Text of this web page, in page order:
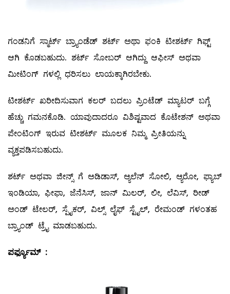
ಗಂಡನಿಗೆ ಸ್ಮಾರ್ಟ್‌ ಬ್ರ್ಯಾಂಡೆಡ್‌ ಶರ್ಟ್‌ ಅಥಾ ಫಂಕಿ ಟೀಶರ್ಟ್‌ ಗಿಫ್ಟ್
ಆಗಿ ಕೊಡಬಹುದು. ಶರ್ಟ್‌ ಸೋಬರ್‌ ಆಗಿದ್ದು ಆಫೀಸ್‌ ಅಥವಾ
ಮೀಟಿಂಗ್‌ ಗಳಲ್ಲಿ ಧರಿಸಲು ಲಾಯಕ್ಕಾಗಿರಬೇಕು.
ಟೀಶರ್ಟ್‌ ಖರೀದಿಸುವಾಗ ಕಲರ್‌ ಬದಲು ಪ್ರಿಂಟೆಡ್‌ ಮ್ಯಾಟರ್‌ ಬಗ್ಗೆ
ಹೆಚ್ಚು ಗಮನಕೊಡಿ. ಯಾವುದಾದರೂ ವಿಶಿಷ್ಟವಾದ ಕೊಟೇಶನ್‌ ಅಥವಾ
ಪೇಂಟಿಂಗ್‌ ಇರುವ ಟೀಶರ್ಟ್‌ ಮೂಲಕ ನಿಮ್ಮ ಪ್ರೀತಿಯನ್ನು
ವ್ಯಕ್ತಪಡಿಸಬಹುದು.
ಶರ್ಟ್‌ ಅಥವಾ ಜೀನ್ಸ್ ಗೆ ಅಡಿಡಾಸ್‌, ಆ್ಯಲೆನ್‌ ಸೋಲಿ, ಆ್ಯರೋ, ಫ್ಯಾಬ್‌
ಇಂಡಿಯಾ, ಫೀಫಾ, ಜೆನೆಸಿಸ್‌, ಜಾನ್‌ ಮಿಲರ್‌, ಲೀ, ಲೆವಿಸ್‌, ರೀಡ್‌
ಅಂಡ್‌ ಟೇಲರ್‌, ಸ್ಪೈಕರ್‌, ವಿಲ್ಸ್ ಲೈಫ್‌ ಸ್ಟೈಲ್‌, ರೇಮಂಡ್‌ ಗಳಂತಹ
ಬ್ರ್ಯಾಂಡ್‌ ಟ್ರೈ ಮಾಡಬಹುದು.
ಪರ್ಫ್ಯೂಮ್ :